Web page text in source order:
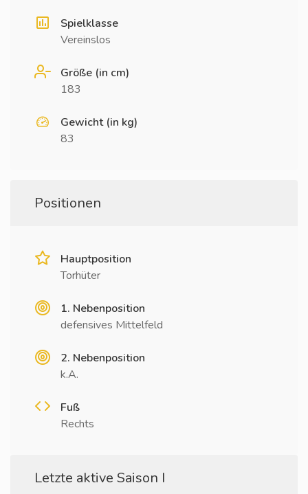
Spielklasse
Vereinslos
Größe (in cm)
183
Gewicht (in kg)
83
Positionen
Hauptposition
Torhüter
1. Nebenposition
defensives Mittelfeld
2. Nebenposition
k.A.
Fuß
Rechts
Letzte aktive Saison I